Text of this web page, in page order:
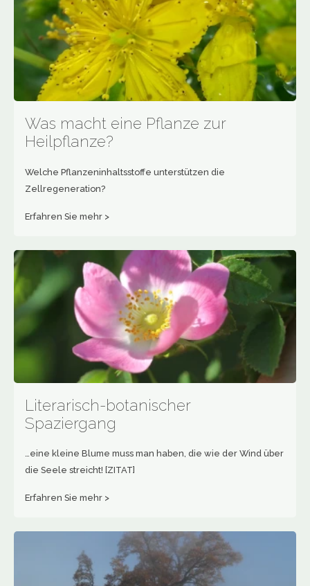
Was macht eine Pflanze zur
Heilpflanze?
Welche Pflanzeninhaltsstoffe unterstützen die
Zellregeneration?
Erfahren Sie mehr >
Literarisch-botanischer
Spaziergang
…eine kleine Blume muss man haben, die wie der Wind über
die Seele streicht! [ZITAT]
Erfahren Sie mehr >